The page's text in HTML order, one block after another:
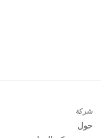
شركة
حول